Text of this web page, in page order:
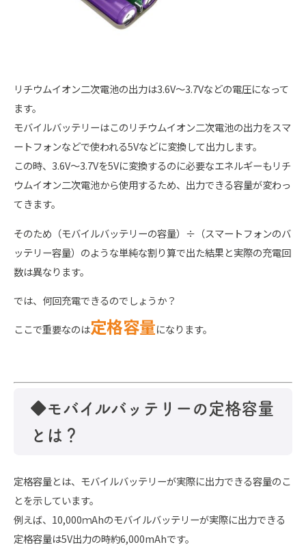
リチウムイオン二次電池の出力は3.6V～3.7Vなどの電圧になって
ます。
モバイルバッテリーはこのリチウムイオン二次電池の出力をスマ
ートフォンなどで使われる5Vなどに変換して出力します。
この時、3.6V～3.7Vを5Vに変換するのに必要なエネルギーもリチ
ウムイオン二次電池から使用するため、出力できる容量が変わっ
てきます。
そのため（モバイルバッテリーの容量）÷（スマートフォンのバ
ッテリー容量）のような単純な割り算で出た結果と実際の充電回
数は異なります。
では、何回充電できるのでしょうか？
ここで重要なのは定格容量になります。
◆モバイルバッテリーの定格容量
とは？
定格容量とは、モバイルバッテリーが実際に出力できる容量のこ
とを示しています。
例えば、10,000ｍAhのモバイルバッテリーが実際に出力できる
定格容量は5V出力の時約6,000mAhです。